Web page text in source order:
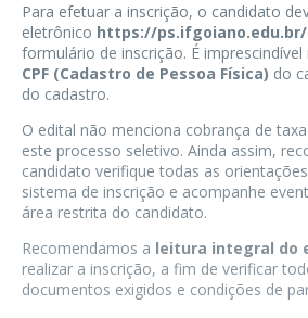
Para efetuar a inscrição, o candidato
eletrônico https://ps.ifgoiano.edu.br/
formulário de inscrição. É
CPF (Cadastro de Pessoa Física) do
do cadastro.
O edital não menciona cobrança de
este processo seletivo. Ainda assim,
candidato verifique todas as
sistema de inscrição e acompanhe
área restrita do candidato.
Recomendamos a leitura integral do
realizar a inscrição, a fim de verificar
documentos exigidos e condições de